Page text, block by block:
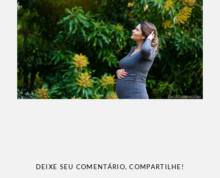
DEIXE SEU COMENTÁRIO, COMPARTILHE!